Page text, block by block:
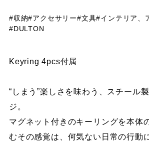
#収納#アクセサリー#文具#インテリア、
#DULTON
Keyring 4pcs付属
“しまう”楽しさを味わう、スチール
ジ。
マグネット付きのキーリングを本体
むその感覚は、何気ない日常の行動